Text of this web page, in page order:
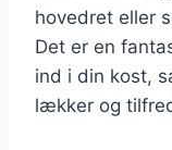
hovedret eller
Det er en
ind i din kost,
lækker og